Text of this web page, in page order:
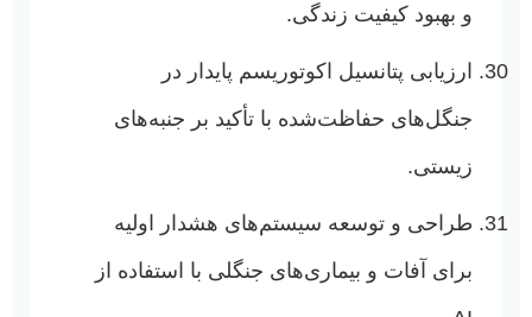
و بهبود کیفیت زندگی.
ارزیابی پتانسیل اکوتوریسم پایدار در
جنگل‌های حفاظت‌شده با تأکید بر جنبه‌های
زیستی.
طراحی و توسعه سیستم‌های هشدار اولیه
برای آفات و بیماری‌های جنگلی با استفاده از